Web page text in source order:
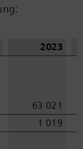
2023
63 021
1 019